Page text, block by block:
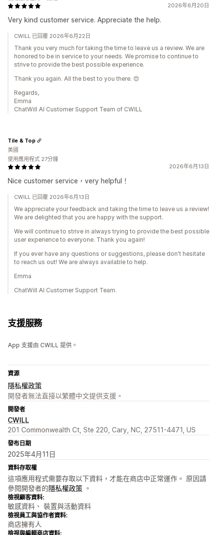
2026年6月20日
Very kind customer service. Appreciate the help.
CWILL 已回覆 2026年6月22日
Thank you very much for taking the time to leave us a review. We are
honored to be in service to your needs. We promise to continue to
strive to provide the best possible experience.
Thank you again. All the best to you there. 😍
Regards,
Emma
ChatWill AI Customer Support Team of CWILL
2026年6月13日
Nice customer service，very helpful！
Tile & Top
美國
使用應用程式 27分鐘
CWILL 已回覆 2026年6月13日
We appreciate your feedback and taking the time to leave us a review!
We are delighted that you are happy with the support.
We will continue to strive in always trying to provide the best possible
user experience to everyone. Thank you again!
If you ever have any questions or suggestions, please don't hesitate
to reach us out! We are always available to help.
Emma
ChatWill AI Customer Support Team.
支援服務
App 支援由 CWILL 提供。
資源
隱私權政策
開發者無法直接以繁體中文提供支援。
開發者
CWILL
201 Commonwealth Ct, Ste 220, Cary, NC, 27511-4471, US
發布日期
2025年4月11日
資料存取權
這項應用程式需要存取以下資料，才能在商店中正常運作。 原因請
參閱開發者的隱私權政策 。
檢視顧客資料:
敏感資料、 裝置與活動資料
檢視員工與協作者資料:
商店擁有人
檢視與編輯商店資料: